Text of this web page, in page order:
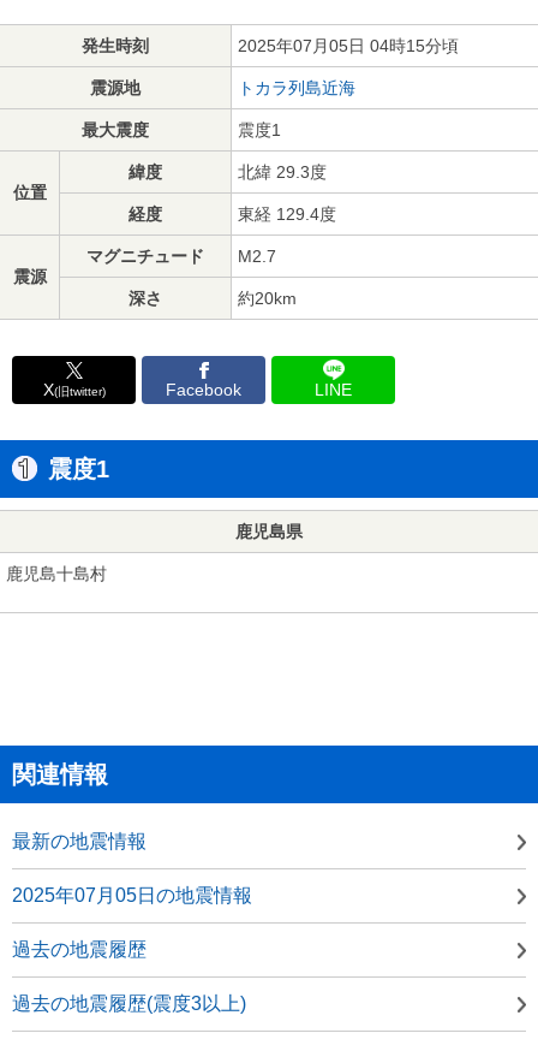
発生時刻 2025年07月05日 04時15分頃
震源地 トカラ列島近海
最大震度 震度1
位置
緯度 北緯 29.3度
経度 東経 129.4度
震源
マグニチュード M2.7
深さ 約20km
X(旧twitter) Facebook LINE
震度1
鹿児島県
鹿児島十島村
関連情報
最新の地震情報
2025年07月05日の地震情報
過去の地震履歴
過去の地震履歴(震度3以上)